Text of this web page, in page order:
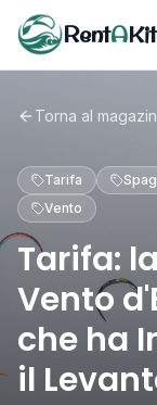
RentA
Torna al
Tarifa
Vento
Tarifa:
Vento
che ha
il